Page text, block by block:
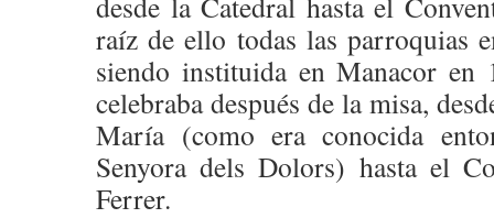
raíz de ello todas las parroquias
siendo instituida en Manacor en
celebraba después de la misa,
María (como era conocida
Senyora dels Dolors) hasta el
Ferrer.